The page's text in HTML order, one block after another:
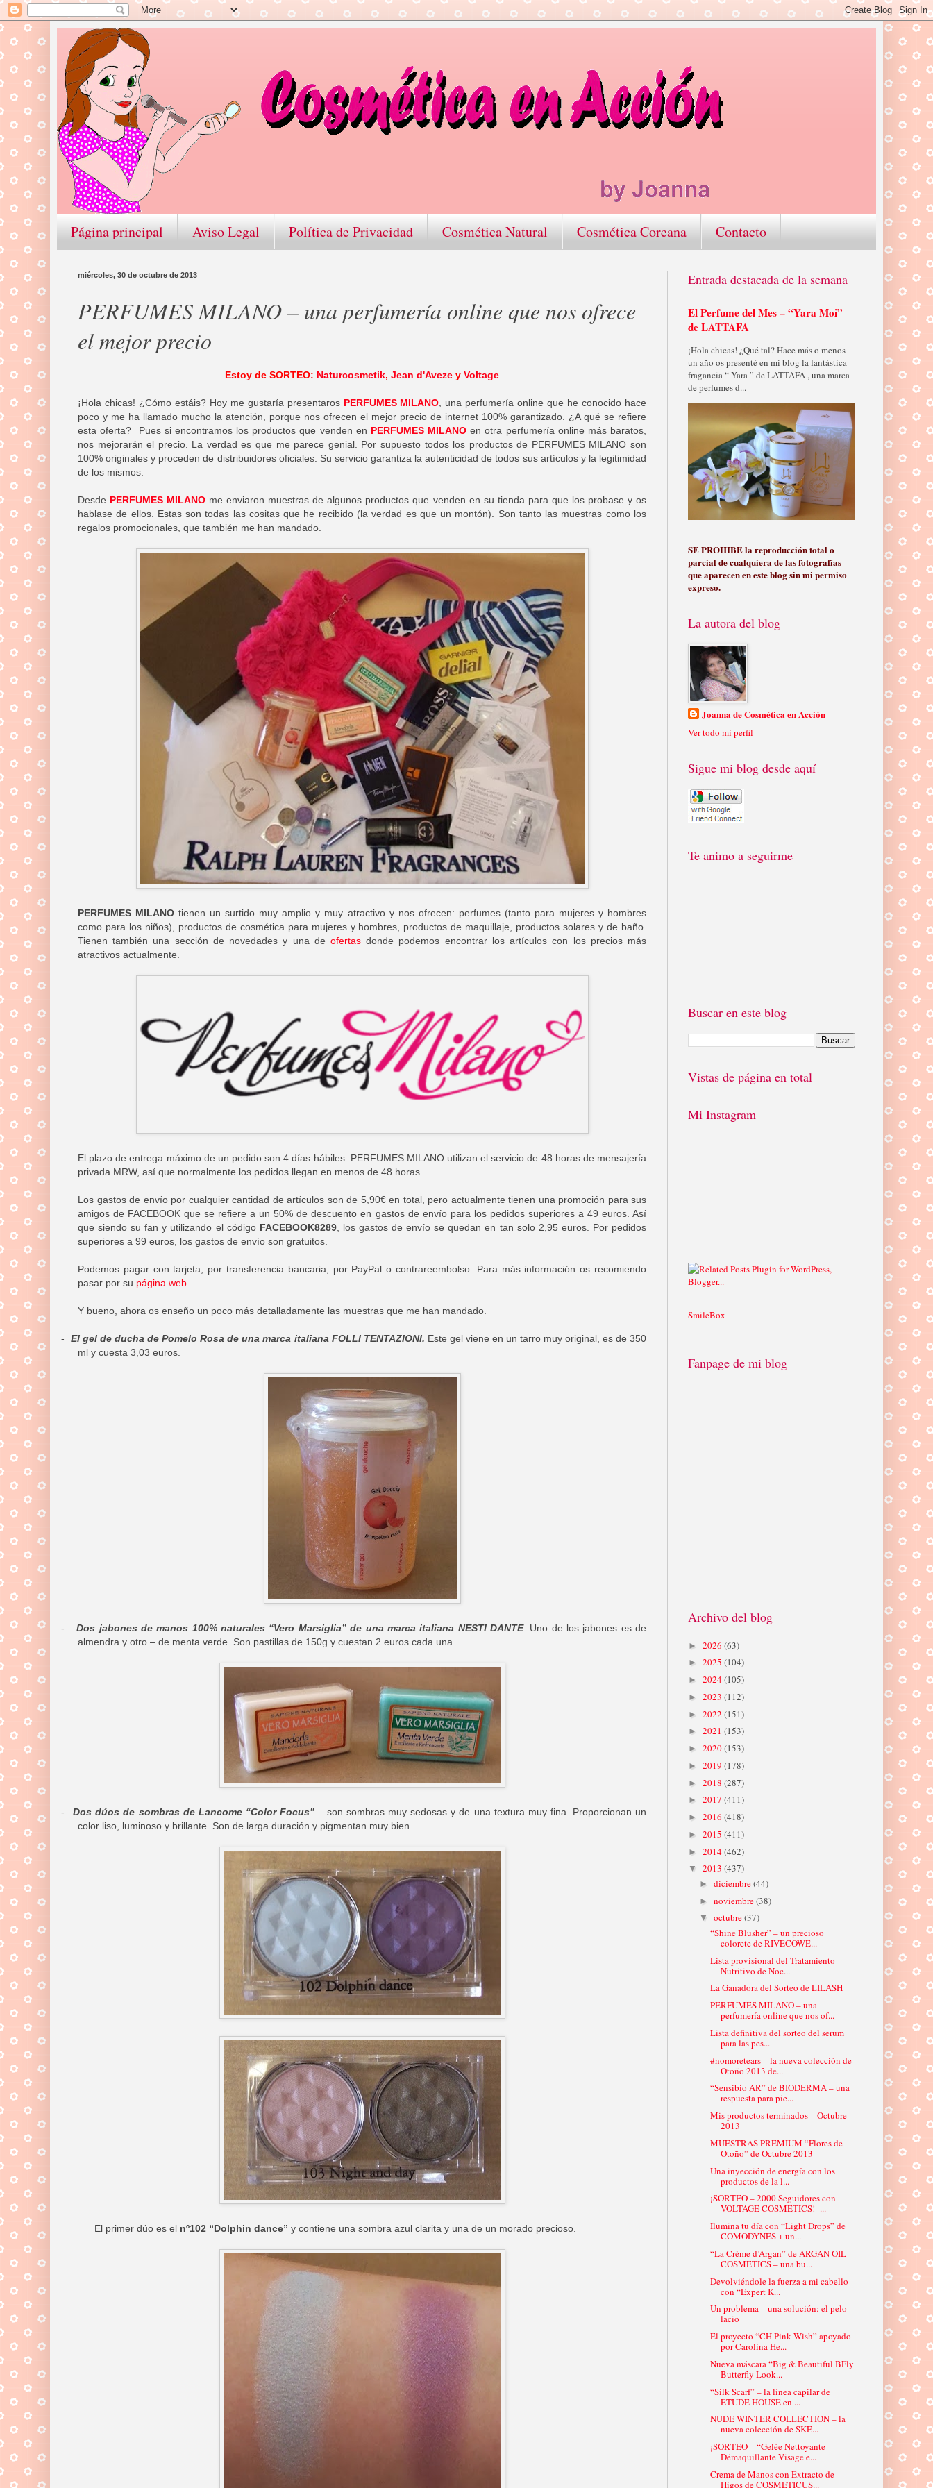
Página principal Aviso Legal Política de Privacidad Cosmética Natural Cosmética Coreana Contacto
miércoles, 30 de octubre de 2013
PERFUMES MILANO – una perfumería online que nos ofrece
el mejor precio
Estoy de SORTEO: Naturcosmetik, Jean d'Aveze y Voltage
¡Hola chicas! ¿Cómo estáis? Hoy me gustaría presentaros PERFUMES MILANO , una perfumería online que he conocido hace
poco y me ha llamado mucho la atención, porque nos ofrecen el mejor precio de internet 100% garantizado. ¿A qué se refiere
esta oferta? Pues si encontramos los productos que venden en PERFUMES MILANO en otra perfumería online más baratos,
nos mejorarán el precio. La verdad es que me parece genial. Por supuesto todos los productos de PERFUMES MILANO son
100% originales y proceden de distribuidores oficiales. Su servicio garantiza la autenticidad de todos sus artículos y la legitimidad
de los mismos.
Desde PERFUMES MILANO me enviaron muestras de algunos productos que venden en su tienda para que los probase y os
hablase de ellos. Estas son todas las cositas que he recibido (la verdad es que un montón). Son tanto las muestras como los
regalos promocionales, que también me han mandado.
PERFUMES MILANO tienen un surtido muy amplio y muy atractivo y nos ofrecen: perfumes (tanto para mujeres y hombres
como para los niños), productos de cosmética para mujeres y hombres, productos de maquillaje, productos solares y de baño.
Tienen también una sección de novedades y una de ofertas donde podemos encontrar los artículos con los precios más
atractivos actualmente.
El plazo de entrega máximo de un pedido son 4 días hábiles. PERFUMES MILANO utilizan el servicio de 48 horas de mensajería
privada MRW, así que normalmente los pedidos llegan en menos de 48 horas.
Los gastos de envío por cualquier cantidad de artículos son de 5,90€ en total, pero actualmente tienen una promoción para sus
amigos de FACEBOOK que se refiere a un 50% de descuento en gastos de envío para los pedidos superiores a 49 euros. Así
que siendo su fan y utilizando el código FACEBOOK8289, los gastos de envío se quedan en tan solo 2,95 euros. Por pedidos
superiores a 99 euros, los gastos de envío son gratuitos.
Podemos pagar con tarjeta, por transferencia bancaria, por PayPal o contrareembolso. Para más información os recomiendo
pasar por su página web
Y bueno, ahora os enseño un poco más detalladamente las muestras que me han mandado.
- El gel de ducha de Pomelo Rosa de una marca italiana FOLLI TENTAZIONI. Este gel viene en un tarro muy original, es de 350
ml y cuesta 3,03 euros.
- Dos jabones de manos 100% naturales “Vero Marsiglia” de una marca italiana NESTI DANTE. Uno de los jabones es de
almendra y otro – de menta verde. Son pastillas de 150g y cuestan 2 euros cada una.
- Dos dúos de sombras de Lancome “Color Focus”– son sombras muy sedosas y de una textura muy fina. Proporcionan un
color liso, luminoso y brillante. Son de larga duración y pigmentan muy bien.
El primer dúo es el nº102 “Dolphin dance” y contiene una sombra azul clarita y una de un morado precioso.
Entrada destacada de la semana
El Perfume del Mes – “Yara Moi”
de LATTAFA
¡Hola chicas! ¿Qué tal? Hace más o menos
un año os presenté en mi blog la fantástica
fragancia “ Yara ” de LATTAFA , una marca
de perfumes d...
SE PROHIBE la reproducción total o
parcial de cualquiera de las fotografías
que aparecen en este blog sin mi permiso
expreso.
La autora del blog
Joanna de Cosmética en Acción
Ver todo mi perfil
Sigue mi blog desde aquí
Te animo a seguirme
Buscar en este blog
Vistas de página en total
Mi Instagram
SmileBox
Fanpage de mi blog
Archivo del blog
► 2026 (63)
► 2025 (104)
► 2024(105)
► 2023 (112)
► 2022 (151)
► 2021 (153)
► 2020(153)
► 2019 (178)
► 2018 (287)
► 2017 (411)
► 2016 (418)
► 2015 (411)
► 2014(462)
▼ 2013 (437)
► diciembre(44)
► noviembre(38)
▼ octubre(37)
“Shine Blusher” – un precioso
colorete de RIVECOWE...
Lista provisional del Tratamiento
Nutritivo de Noc...
La Ganadora del Sorteo de LILASH
PERFUMES MILANO – una
perfumería online que nos of...
Lista definitiva del sorteo del serum
para las pes...
#nomoretears – la nueva colección de
Otoño 2013 de...
“Sensibio AR” de BIODERMA – una
respuesta para pie...
Mis productos terminados – Octubre
2013
MUESTRAS PREMIUM “Flores de
Otoño” de Octubre 2013
Una inyección de energía con los
productos de la l...
¡SORTEO – 2000 Seguidores con
VOLTAGE COSMETICS! -...
Ilumina tu día con “Light Drops” de
COMODYNES + un...
“La Crème d’Argan” de ARGAN OIL
COSMETICS – una bu...
Devolviéndole la fuerza a mi cabello
con “Expert K...
Un problema – una solución: el pelo
lacio
El proyecto “CH Pink Wish” apoyado
por Carolina He...
Nueva máscara “Big & Beautiful BFly
Butterfly Look...
“Silk Scarf” – la línea capilar de
ETUDE HOUSE en ...
NUDE WINTER COLLECTION – la
nueva colección de SKE...
¡SORTEO – “Gelée Nettoyante
Démaquillante Visage e...
Crema de Manos con Extracto de
Higos de COSMETICUS...